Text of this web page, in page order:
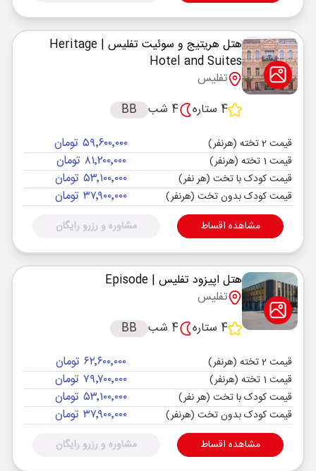
هتل هریتیج و سوئیت تفلیس | Heritage
Hotel and Suites
تفلیس
4 ستاره
4 شب BB
قیمت 2 تخته (هرنفر) ۵۹٬۶۰۰٬۰۰۰ تومان
قیمت 1 تخته (هرنفر) ۸۱٬۲۰۰٬۰۰۰ تومان
قیمت کودک با تخت (هر نفر) ۵۳٬۱۰۰٬۰۰۰ تومان
قیمت کودک بدون تخت (هرنفر) ۳۷٬۹۰۰٬۰۰۰ تومان
مشاهده اقساط مشاوره و رزرو رایگان
هتل اپیزود تفلیس | Episode
تفلیس
4 ستاره
4 شب BB
قیمت 2 تخته (هرنفر) ۶۲٬۶۰۰٬۰۰۰ تومان
قیمت 1 تخته (هرنفر) ۷۹٬۷۰۰٬۰۰۰ تومان
قیمت کودک با تخت (هر نفر) ۵۳٬۱۰۰٬۰۰۰ تومان
قیمت کودک بدون تخت (هرنفر) ۳۷٬۹۰۰٬۰۰۰ تومان
مشاهده اقساط مشاوره و رزرو رایگان